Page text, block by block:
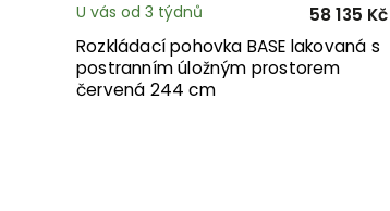
Rozkládací pohovka BASE lakovaná s
postranním úložným prostorem
červená 244 cm
U vás od 3 týdnů
58 135 Kč